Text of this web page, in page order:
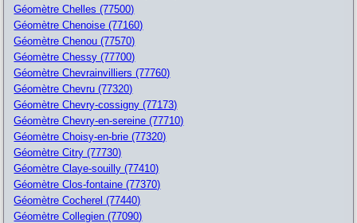
Géomètre Chelles (77500)
Géomètre Chenoise (77160)
Géomètre Chenou (77570)
Géomètre Chessy (77700)
Géomètre Chevrainvilliers (77760)
Géomètre Chevru (77320)
Géomètre Chevry-cossigny (77173)
Géomètre Chevry-en-sereine (77710)
Géomètre Choisy-en-brie (77320)
Géomètre Citry (77730)
Géomètre Claye-souilly (77410)
Géomètre Clos-fontaine (77370)
Géomètre Cocherel (77440)
Géomètre Collegien (77090)